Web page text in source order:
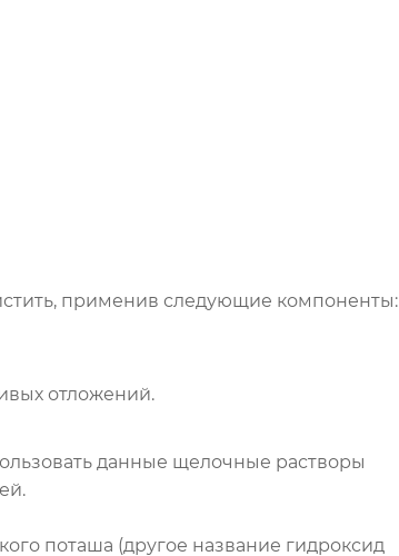
применив следующие компоненты:
отложений.
данные щелочные растворы
поташа (другое название гидроксид